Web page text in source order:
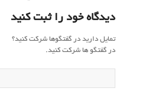
دیدگاه خود را ثبت کنید
تمایل دارید در گفتگوها شرکت کنید؟
در گفتگو ها شرکت کنید.